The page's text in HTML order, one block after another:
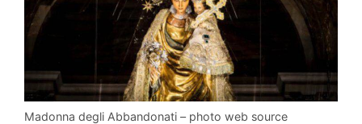
Madonna degli Abbandonati – photo web source